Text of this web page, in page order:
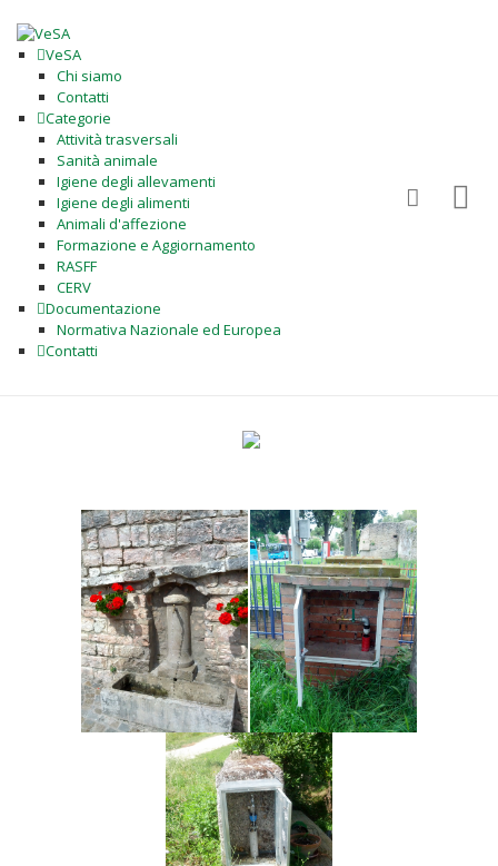
VeSA
Chi siamo
Contatti
Categorie
Attività trasversali
Sanità animale
Igiene degli allevamenti
Igiene degli alimenti
Animali d'affezione
Formazione e Aggiornamento
RASFF
CERV
Documentazione
Normativa Nazionale ed Europea
Contatti